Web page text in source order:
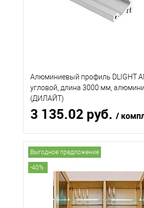
Алюминиевый профиль DLIGHT
угловой, длина 3000 мм,
(ДИЛАЙТ)
3 135.02 руб. /
Выгодное предложение
-40%